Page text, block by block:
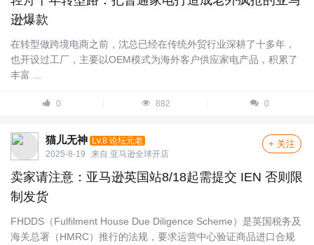
逊爆款
在转型做跨境电商之前，沈总已经在传统外贸行业深耕了十多年，
也开设过工厂，主要以OEM模式为海外客户供应家电产品，积累了
丰富 ...
0 882 0
猫儿无神 Lv.8 论坛元老
2025-8-19
来自 亚马逊全球开店
+ 关注
卖家请注意：亚马逊英国站8/18起需提交 IEN 否则限
制发货
FHDDS（Fulfilment House Due Diligence Scheme）是英国税务及
海关总署（HMRC）推行的法规，要求运营中心验证商品进口合规